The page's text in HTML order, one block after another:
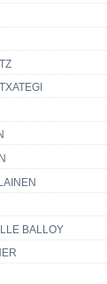
BALLOY